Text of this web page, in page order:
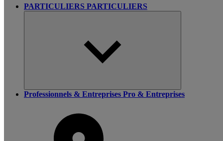
PARTICULIERS PARTICULIERS
Professionnels & Entreprises Pro & Entreprises